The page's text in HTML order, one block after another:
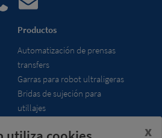
Productos
Automatización de prensas
transfers
Garras para robot ultraligeras
Bridas de sujeción para
utillajes
x